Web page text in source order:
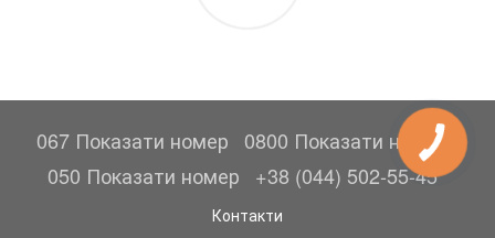
067 Показати номер
0800 Показати номер
050 Показати номер
+38 (044) 502-55-45
Контакти